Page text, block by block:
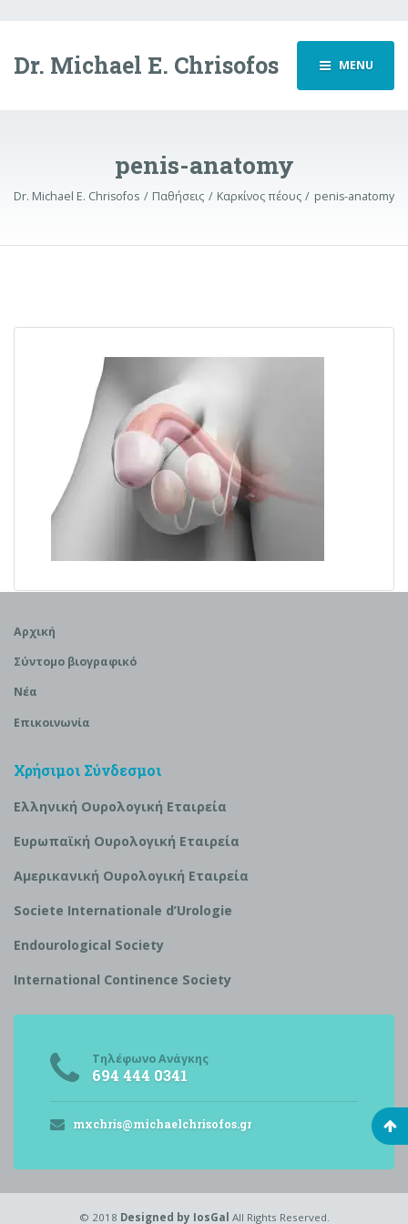
Dr. Michael E. Chrisofos MENU
penis-anatomy
Dr. Michael E. Chrisofos Παθήσεις Καρκίνος πέους penis-anatomy
Αρχική
Σύντομο βιογραφικό
Νέα
Επικοινωνία
Χρήσιμοι Σύνδεσμοι
Ελληνική Ουρολογική Εταιρεία
Ευρωπαϊκή Ουρολογική Εταιρεία
Αμερικανική Ουρολογική Εταιρεία
Societe Internationale d’Urologie
Endourological Society
International Continence Society
Τηλέφωνο Ανάγκης
694 444 0341
mxchris@michaelchrisofos.gr
© 2018 Designed by IosGal All Rights Reserved.